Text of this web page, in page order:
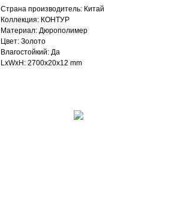
Страна производитель: Китай
Коллекция: КОНТУР
Материал: Дюрополимер
Цвет: Золото
Влагостойкий: Да
LxWxH: 2700x20x12 mm